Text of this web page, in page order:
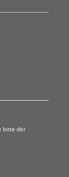
bitte der